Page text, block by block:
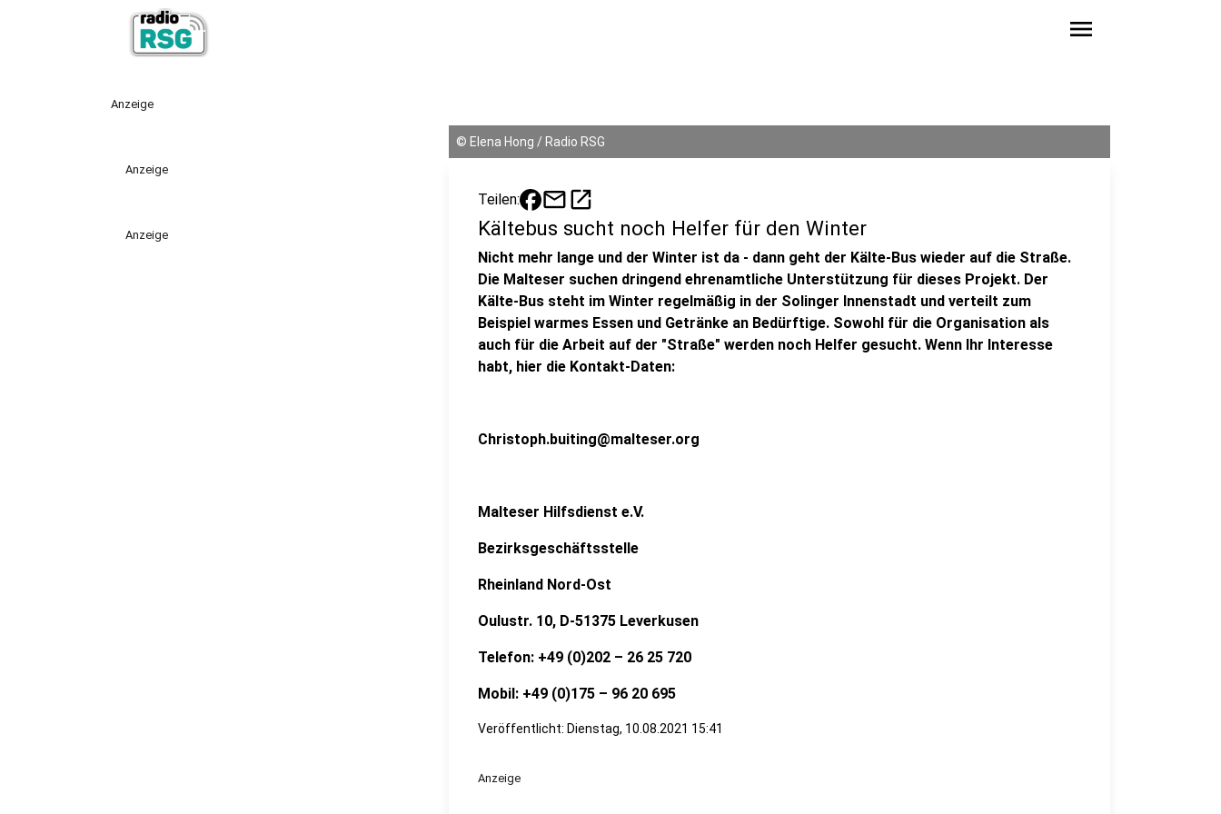
menu
Anzeige
Anzeige
Anzeige
© Elena Hong / Radio RSG
Teilen: mailopen_in_new
Kältebus sucht noch Helfer für den Winter
Nicht mehr lange und der Winter ist da - dann geht der Kälte-Bus wieder auf die Straße.
Die Malteser suchen dringend ehrenamtliche Unterstützung für dieses Projekt. Der
Kälte-Bus steht im Winter regelmäßig in der Solinger Innenstadt und verteilt zum
Beispiel warmes Essen und Getränke an Bedürftige. Sowohl für die Organisation als
auch für die Arbeit auf der "Straße" werden noch Helfer gesucht. Wenn Ihr Interesse
habt, hier die Kontakt-Daten:
Christoph.buiting@malteser.org
Malteser Hilfsdienst e.V.
Bezirksgeschäftsstelle
Rheinland Nord-Ost
Oulustr. 10, D-51375 Leverkusen
Telefon: +49 (0)202 – 26 25 720
Mobil: +49 (0)175 – 96 20 695
Veröffentlicht: Dienstag, 10.08.2021 15:41
Anzeige